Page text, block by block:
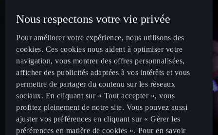
Nous respectons votre vie privée
Pour améliorer votre expérience, nous utilisons des
cookies. Ces cookies nous aident à optimiser votre
navigation, vous montrer des offres personnalisées,
afficher des publicités adaptées à vos intérêts et vous
permettre de partager du contenu sur les réseaux
sociaux. En cliquant sur « Tout accepter », vous
profitez pleinement de notre site. Vous pouvez aussi
ajuster vos préférences en cliquant sur « Gérer les
préférences en matière de cookies ». Pour en savoir